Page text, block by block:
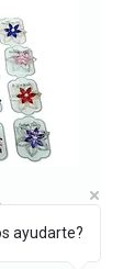
ayudarte?